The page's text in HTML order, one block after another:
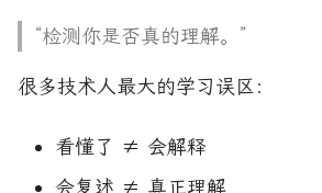
“检测你是否真的理解。”
很多技术人最大的学习误区：
看懂了 ≠ 会解释
会复述 ≠ 真正理解